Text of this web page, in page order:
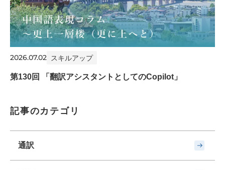
2026.07.02 スキルアップ
第130回 「翻訳アシスタントとしてのCopilot」
記事のカテゴリ
通訳